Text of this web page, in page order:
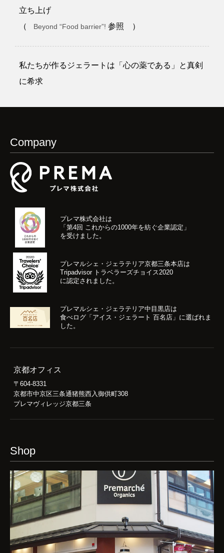
立ち上げ
（
Beyond “Food barrier”!参照 ）
私たちが作るジェラートは「心の薬である」と真剣
に希求
Company
プレマ株式会社は
「第4回 これからの1000年を紡ぐ企業認定」
を受けました。
プレマルシェ・ジェラテリア京都三条本店は
Tripadvisor トラベラーズチョイス2020
に認定されました。
プレマルシェ・ジェラテリア中目黒店は
食べログ「アイス・ジェラート 百名店」に選ばれま
した。
京都オフィス
〒604-8331
京都市中京区三条通猪熊西入御供町308
プレマヴィレッジ京都三条
Shop